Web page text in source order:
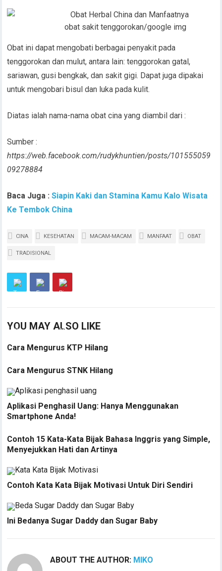
obat sakit tenggorokan/google img
Obat ini dapat mengobati berbagai penyakit pada
tenggorokan dan mulut, antara lain: tenggorokan gatal,
sariawan, gusi bengkak, dan sakit gigi. Dapat juga dipakai
untuk mengobari bisul dan luka pada kulit.
Diatas ialah nama-nama obat cina yang diambil dari :
Sumber :
https://web.facebook.com/rudykhuntien/posts/101555059
09278884
Baca Juga :Siapin Kaki dan Stamina Kamu Kalo Wisata
Ke Tembok China
CINA KESEHATAN MACAM-MACAM MANFAAT OBAT
TRADISIONAL
YOU MAY ALSO LIKE
Cara Mengurus KTP Hilang
Cara Mengurus STNK Hilang
Aplikasi Penghasil Uang: Hanya Menggunakan
Smartphone Anda!
Contoh 15 Kata-Kata Bijak Bahasa Inggris yang Simple,
Menyejukkan Hati dan Artinya
Contoh Kata Kata Bijak Motivasi Untuk Diri Sendiri
Ini Bedanya Sugar Daddy dan Sugar Baby
ABOUT THE AUTHOR: MIKO